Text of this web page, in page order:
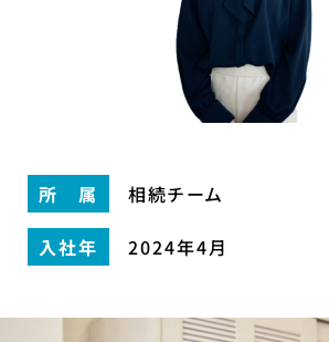
入社年 2024年4月
所 属 相続チーム